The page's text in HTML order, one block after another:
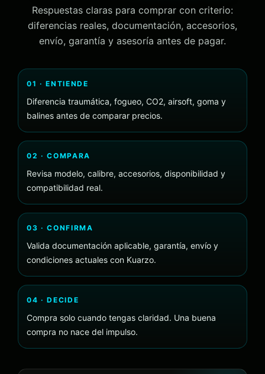
Respuestas claras para comprar con criterio:
diferencias reales, documentación, accesorios,
envío, garantía y asesoría antes de pagar.
01 · ENTIENDE
Diferencia traumática, fogueo, CO2, airsoft, goma y
balines antes de comparar precios.
02 · COMPARA
Revisa modelo, calibre, accesorios, disponibilidad y
compatibilidad real.
03 · CONFIRMA
Valida documentación aplicable, garantía, envío y
condiciones actuales con Kuarzo.
04 · DECIDE
Compra solo cuando tengas claridad. Una buena
compra no nace del impulso.